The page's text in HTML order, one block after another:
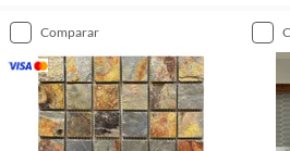
comparar